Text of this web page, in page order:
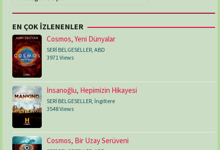
EN ÇOK İZLENENLER
Cosmos, Yeni Dünyalar
SERİ BELGESELLER, ABD
3971 Views
İnsanoğlu, Hepimizin Hikayesi
SERİ BELGESELLER, İngiltere
3548 Views
Cosmos, Bir Uzay Serüveni